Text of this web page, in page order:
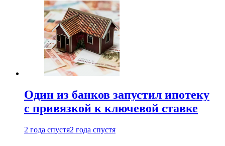
Один из банков запустил ипотеку
с привязкой к ключевой ставке
2 года спустя2 года спустя